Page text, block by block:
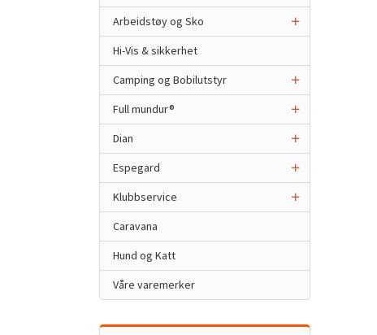
Arbeidstøy og Sko
Hi-Vis & sikkerhet
Camping og Bobilutstyr
Full mundur®
Dian
Espegard
Klubbservice
Caravana
Hund og Katt
Våre varemerker